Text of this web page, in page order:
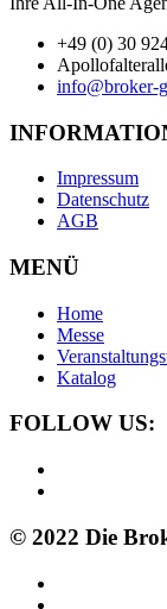
+49 (0) 30
info@broker-
Impressum
Datenschutz
AGB
MENÜ
Home
Messe
Katalog
FOLLOW US:
© 2022 Die